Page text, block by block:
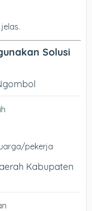
Solusi
pekerja
Kabupaten